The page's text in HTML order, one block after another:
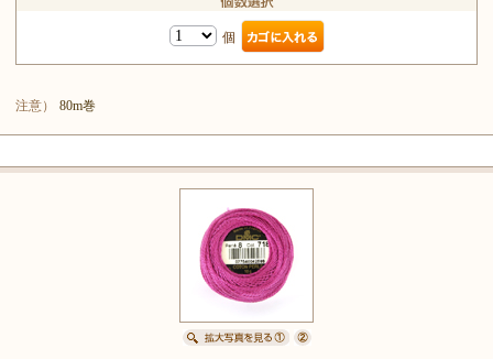
個
注意） 80m巻